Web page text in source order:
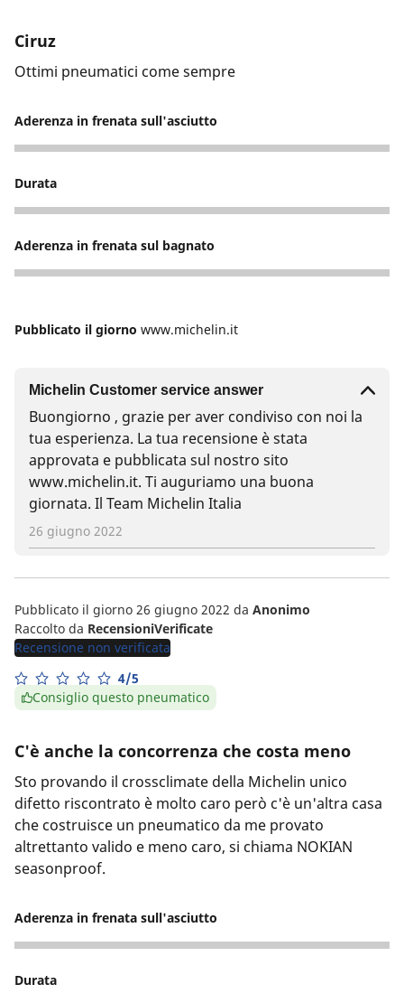
Ciruz
Ottimi pneumatici come sempre
Aderenza in frenata sull'asciutto
5
Durata
5
Aderenza in frenata sul bagnato
5
Pubblicato il giorno www.michelin.it
Michelin Customer service answer
Buongiorno , grazie per aver condiviso con noi la
tua esperienza. La tua recensione è stata
approvata e pubblicata sul nostro sito
www.michelin.it. Ti auguriamo una buona
giornata. Il Team Michelin Italia
26 giugno 2022
Pubblicato il giorno 26 giugno 2022 da Anonimo
Raccolto da RecensioniVerificate
Recensione non verificata
4/5
Consiglio questo pneumatico
C'è anche la concorrenza che costa meno
Sto provando il crossclimate della Michelin unico
difetto riscontrato è molto caro però c'è un'altra casa
che costruisce un pneumatico da me provato
altrettanto valido e meno caro, si chiama NOKIAN
seasonproof.
Aderenza in frenata sull'asciutto
5
Durata